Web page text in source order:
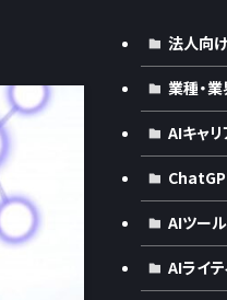
法人向
業種・
AIキャリ
AIツー
AIライ